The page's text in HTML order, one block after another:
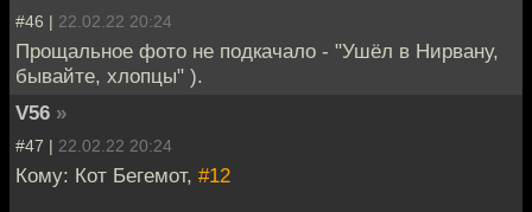
#46 | 22.02.22 20:24
Прощальное фото не подкачало - "Ушёл в Нирвану,
бывайте, хлопцы" ).
V56 »
#47 | 22.02.22 20:24
Кому: Кот Бегемот, #12